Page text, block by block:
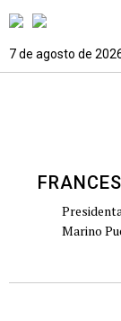
7 de agosto de
Marino